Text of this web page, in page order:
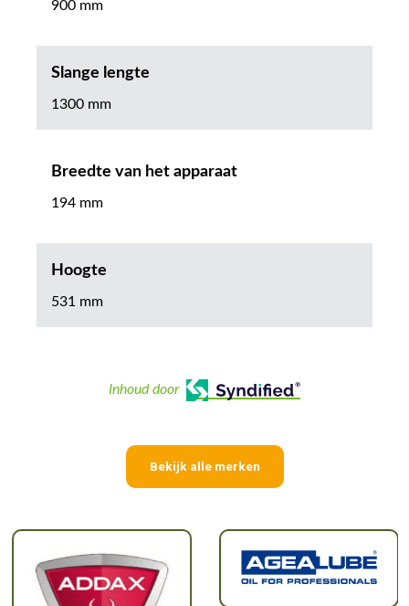
900 mm
Slange lengte
1300 mm
Breedte van het apparaat
194 mm
Hoogte
531 mm
Inhoud door
Bekijk alle merken